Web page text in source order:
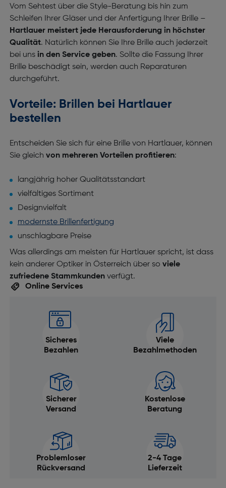
Vom Sehtest über die Style-Beratung bis hin zum
Schleifen Ihrer Gläser und der Anfertigung Ihrer Brille –
Hartlauer meistert jede Herausforderung in höchster
Qualität. Natürlich können Sie Ihre Brille auch jederzeit
bei uns in den Service geben. Sollte die Fassung Ihrer
Brille beschädigt sein, werden auch Reparaturen
durchgeführt.
Vorteile: Brillen bei Hartlauer
bestellen
Entscheiden Sie sich für eine Brille von Hartlauer, können
Sie gleich von mehreren Vorteilen profitieren:
langjährig hoher Qualitätsstandart
vielfältiges Sortiment
Designvielfalt
modernste Brillenfertigung
unschlagbare Preise
Was allerdings am meisten für Hartlauer spricht, ist dass
kein anderer Optiker in Österreich über so viele
zufriedene Stammkundenverfügt.
Online Services
Sicheres
Bezahlen
Viele
Bezahlmethoden
Sicherer
Versand
Kostenlose
Beratung
Problemloser
Rückversand
2-4 Tage
Lieferzeit